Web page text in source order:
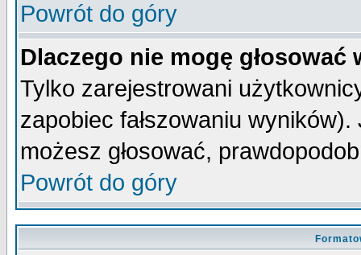
Powrót do góry
Dlaczego nie mogę głosować
Tylko zarejestrowani
zapobiec fałszowaniu
możesz głosować,
Powrót do góry